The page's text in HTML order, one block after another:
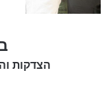
הצדקות